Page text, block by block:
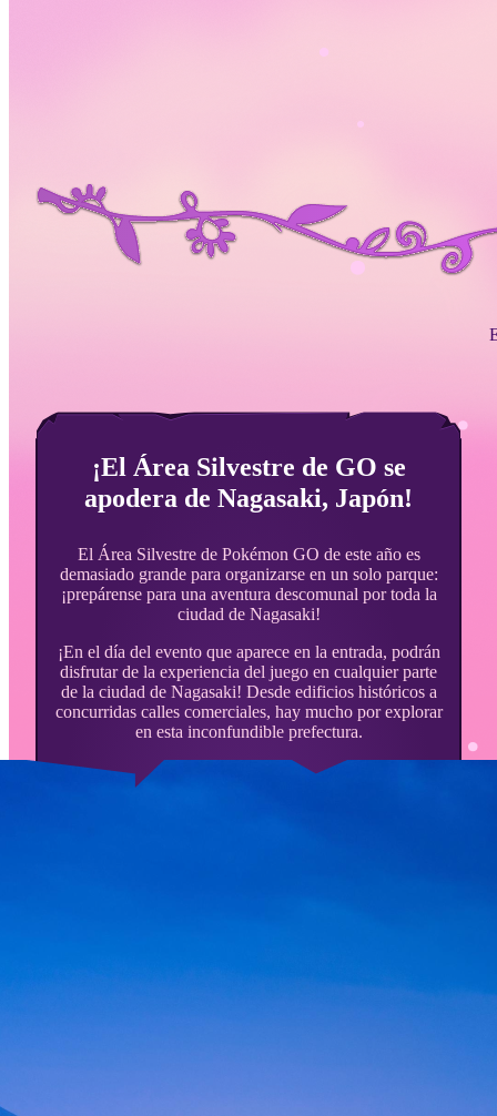
¡El Área Silvestre de GO se
apodera de Nagasaki, Japón!
El Área Silvestre de Pokémon GO de este año es
demasiado grande para organizarse en un solo parque:
¡prepárense para una aventura descomunal por toda la
ciudad de Nagasaki!
¡En el día del evento que aparece en la entrada, podrán
disfrutar de la experiencia del juego en cualquier parte
de la ciudad de Nagasaki! Desde edificios históricos a
concurridas calles comerciales, hay mucho por explorar
en esta inconfundible prefectura.